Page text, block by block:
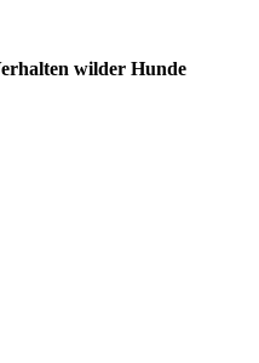
wilder Hunde